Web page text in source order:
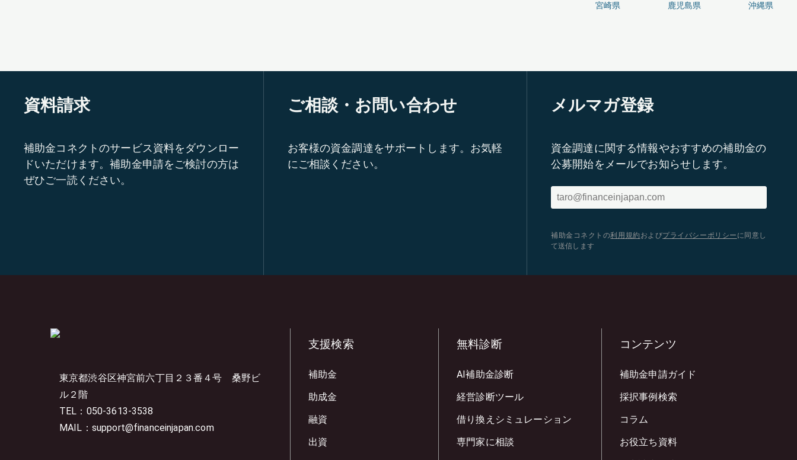
宮崎県
鹿児島県 沖縄県
資料請求
補助金コネクトのサービス資料をダウンロー
ドいただけます。補助金申請をご検討の方は
ぜひご一読ください。
ご相談・お問い合わせ
お客様の資金調達をサポートします。お気軽
にご相談ください。
メルマガ登録
資金調達に関する情報やおすすめの補助金の
公募開始をメールでお知らせします。
補助金コネクトの利用規約 およびプライバシーポリシー に同意し
て送信します
東京都渋谷区神宮前六丁目２３番４号 桑野ビ
ル２階
TEL：050-3613-3538
MAIL：support@financeinjapan.com
支援検索
補助金
助成金
融資
出資
無料診断
AI補助金診断
経営診断ツール
借り換えシミュレーション
専門家に相談
コンテンツ
補助金申請ガイド
採択事例検索
コラム
お役立ち資料